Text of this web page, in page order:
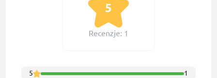
5
Recenzje: 1
5 1